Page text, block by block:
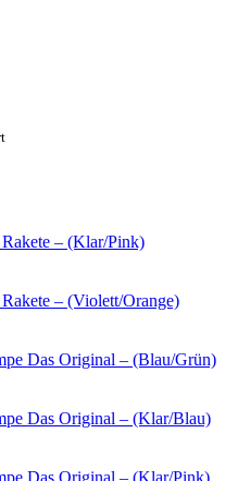
– (Klar/Pink)
– (Violett/Orange)
Das Original – (Blau/Grün)
Das Original – (Klar/Blau)
Das Original – (Klar/Pink)